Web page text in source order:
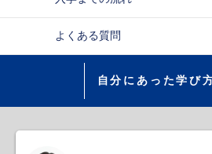
よくある質問
自分にあった学び